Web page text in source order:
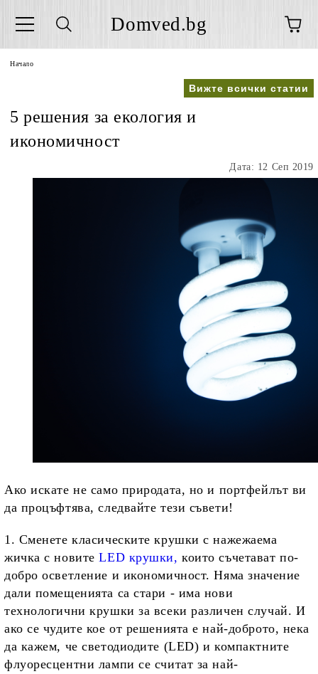
Domved.bg
Начало
Вижте всички статии
5 решения за екология и
икономичност
Дата: 12 Сеп 2019
Ако искате не само природата, но и портфейлът ви
да процъфтява, следвайте тези съвети!
1. Сменете класическите крушки с нажежаема
жичка с новитеLED крушки, които съчетават по-
добро осветление и икономичност. Няма значение
дали помещенията са стари - има нови
технологични крушки за всеки различен случай. И
ако се чудите кое от решенията е най-доброто, нека
да кажем, че светодиодите (LED) и компактните
флуоресцентни лампи се считат за най-